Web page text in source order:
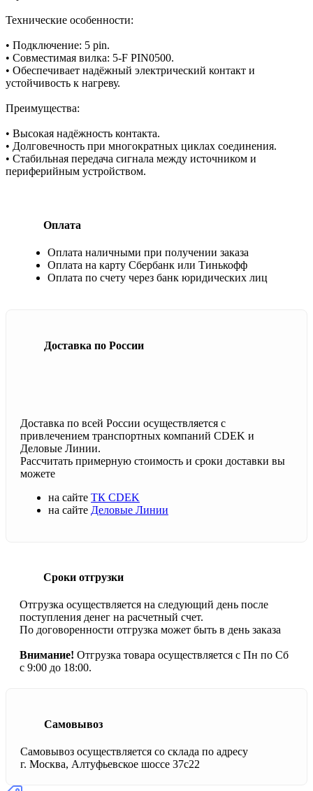
Технические особенности:
• Подключение: 5 pin.
• Совместимая вилка: 5-F PIN0500.
• Обеспечивает надёжный электрический контакт и
устойчивость к нагреву.
Преимущества:
• Высокая надёжность контакта.
• Долговечность при многократных циклах соединения.
• Стабильная передача сигнала между источником и
периферийным устройством.
Оплата
Оплата наличными при получении заказа
Оплата на карту Сбербанк или Тинькофф
Оплата по счету через банк юридических лиц
Доставка по России
Доставка по всей России осуществляется с
привлечением транспортных компаний CDEK и
Деловые Линии.
Рассчитать примерную стоимость и сроки доставки вы
можете
на сайте ТК CDEK
на сайте Деловые Линии
Сроки отгрузки
Отгрузка осуществляется на следующий день после
поступления денег на расчетный счет.
По договоренности отгрузка может быть в день заказа
Внимание! Отгрузка товара осуществляется с Пн по Сб
с 9:00 до 18:00.
Самовывоз
Самовывоз осуществляется со склада по адресу
г. Москва, Алтуфьевское шоссе 37с22